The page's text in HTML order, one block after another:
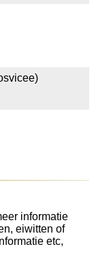
informatie
eiwitten of
etc,